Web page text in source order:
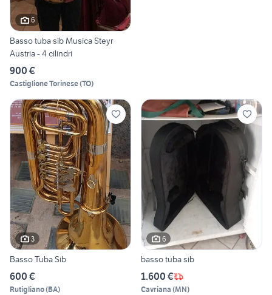
6
Basso tuba sib Musica Steyr
Austria - 4 cilindri
900 €
Castiglione Torinese(TO)
3
Basso Tuba Sib
600 €
Rutigliano(BA)
6
basso tuba sib
1.600 €
Cavriana (MN)